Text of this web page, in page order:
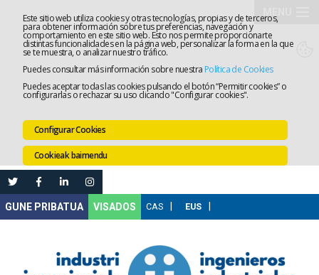
Este sitio web utiliza cookies y otras tecnologías, propias y de terceros,
para obtener información sobre tus preferencias, navegación y
comportamiento en este sitio web. Esto nos permite proporcionarte
distintas funcionalidades en la página web, personalizar la forma en la que
se te muestra, o analizar nuestro tráfico.
Puedes consultar más información sobre nuestra Política de Cookies
Puedes aceptar todas las cookies pulsando el botón “Permitir cookies” o
configurarlas o rechazar su uso clicando "Configurar cookies".
Configurar Cookies
Cookieak baimendu
VISADOS
Elkargoa
Lanaren
Leihatila